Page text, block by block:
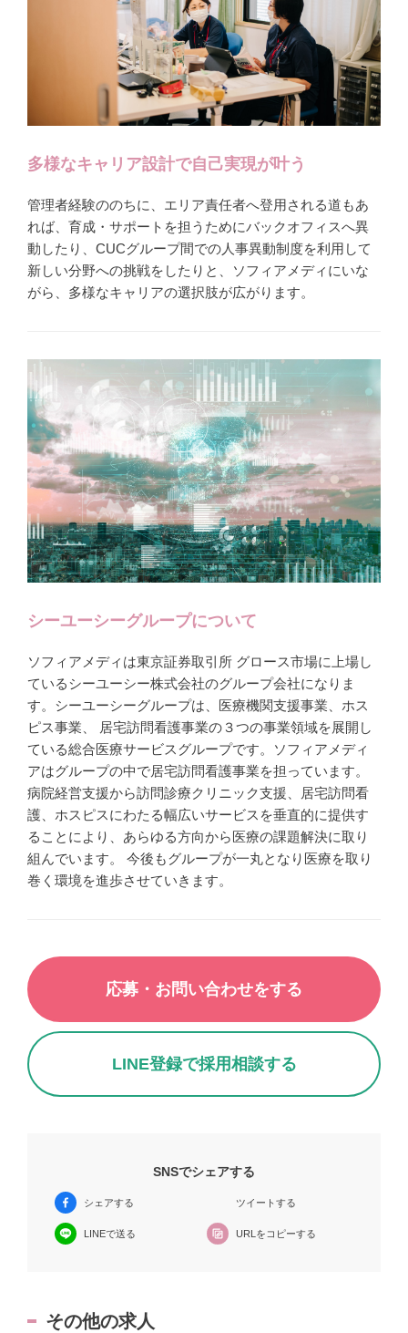
多様なキャリア設計で自己実現が叶う
管理者経験ののちに、エリア責任者へ登用される道もあ
れば、育成・サポートを担うためにバックオフィスへ異
動したり、CUCグループ間での人事異動制度を利用して
新しい分野への挑戦をしたりと、ソフィアメディにいな
がら、多様なキャリアの選択肢が広がります。
シーユーシーグループについて
ソフィアメディは東京証券取引所 グロース市場に上場し
ているシーユーシー株式会社のグループ会社になりま
す。シーユーシーグループは、医療機関支援事業、ホス
ピス事業、 居宅訪問看護事業の３つの事業領域を展開し
ている総合医療サービスグループです。ソフィアメディ
アはグループの中で居宅訪問看護事業を担っています。
病院経営支援から訪問診療クリニック支援、居宅訪問看
護、ホスピスにわたる幅広いサービスを垂直的に提供す
ることにより、あらゆる方向から医療の課題解決に取り
組んでいます。 今後もグループが一丸となり医療を取り
巻く環境を進歩させていきます。
応募・お問い合わせをする
LINE登録で採用相談する
SNSでシェアする
シェアする ツイートする
LINEで送る URLをコピーする
その他の求人